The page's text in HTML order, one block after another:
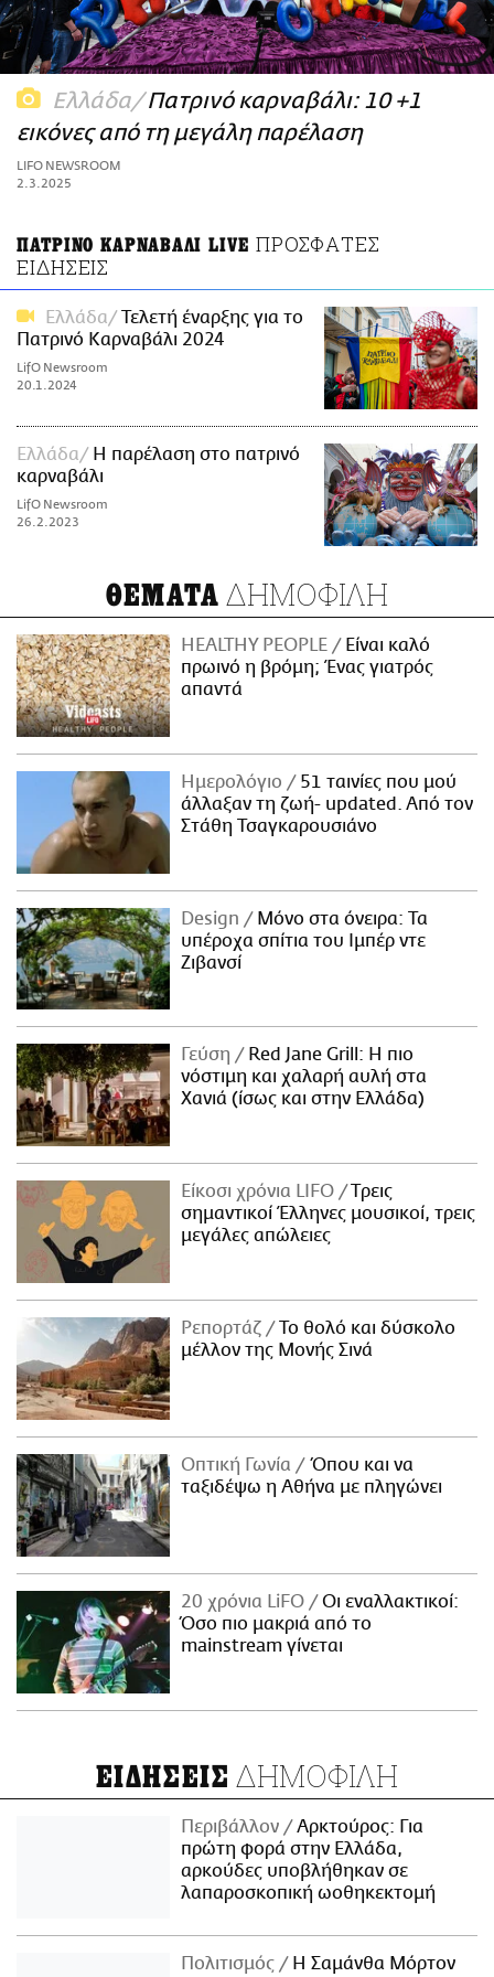
ΑΜΠΑ
PRINT
Ελλάδα Πατρινό καρναβάλι: 10 +1
εικόνες από τη μεγάλη παρέλαση
LIFO NEWSROOM
2.3.2025
ΠΑΤΡΙΝΟ ΚΑΡΝΑΒΑΛΙ LIVE ΠΡΟΣΦΑΤΕΣ
ΕΙΔΗΣΕΙΣ
Ελλάδα
Τελετή έναρξης για το
Πατρινό Καρναβάλι 2024
LifO Newsroom
20.1.2024
Ελλάδα
Η παρέλαση στο πατρινό
καρναβάλι
LifO Newsroom
26.2.2023
ΘΕΜΑΤΑ ΔΗΜΟΦΙΛΗ
HEALTHY PEOPLE
Είναι καλό
πρωινό η βρόμη; Ένας γιατρός
απαντά
Ημερολόγιο
51 ταινίες που μού
άλλαξαν τη ζωή- updated. Aπό τον
Στάθη Τσαγκαρουσιάνο
Design
Μόνο στα όνειρα: Τα
υπέροχα σπίτια του Ιμπέρ ντε
Ζιβανσί
Γεύση
Red Jane Grill: Η πιο
νόστιμη και χαλαρή αυλή στα
Χανιά (ίσως και στην Ελλάδα)
Είκοσι χρόνια LIFO
Tρεις
σημαντικοί Έλληνες μουσικοί, τρεις
μεγάλες απώλειες
Ρεπορτάζ
Το θολό και δύσκολο
μέλλον της Μονής Σινά
Οπτική Γωνία
Όπου και να
ταξιδέψω η Αθήνα με πληγώνει
20 χρόνια LiFO
Οι εναλλακτικοί:
Όσο πιο μακριά από το
mainstream γίνεται
ΕΙΔΗΣΕΙΣ ΔΗΜΟΦΙΛΗ
Περιβάλλον
Αρκτούρος: Για
πρώτη φορά στην Ελλάδα,
αρκούδες υποβλήθηκαν σε
λαπαροσκοπική ωοθηκεκτομή
Πολιτισμός
Η Σαμάνθα Μόρτον